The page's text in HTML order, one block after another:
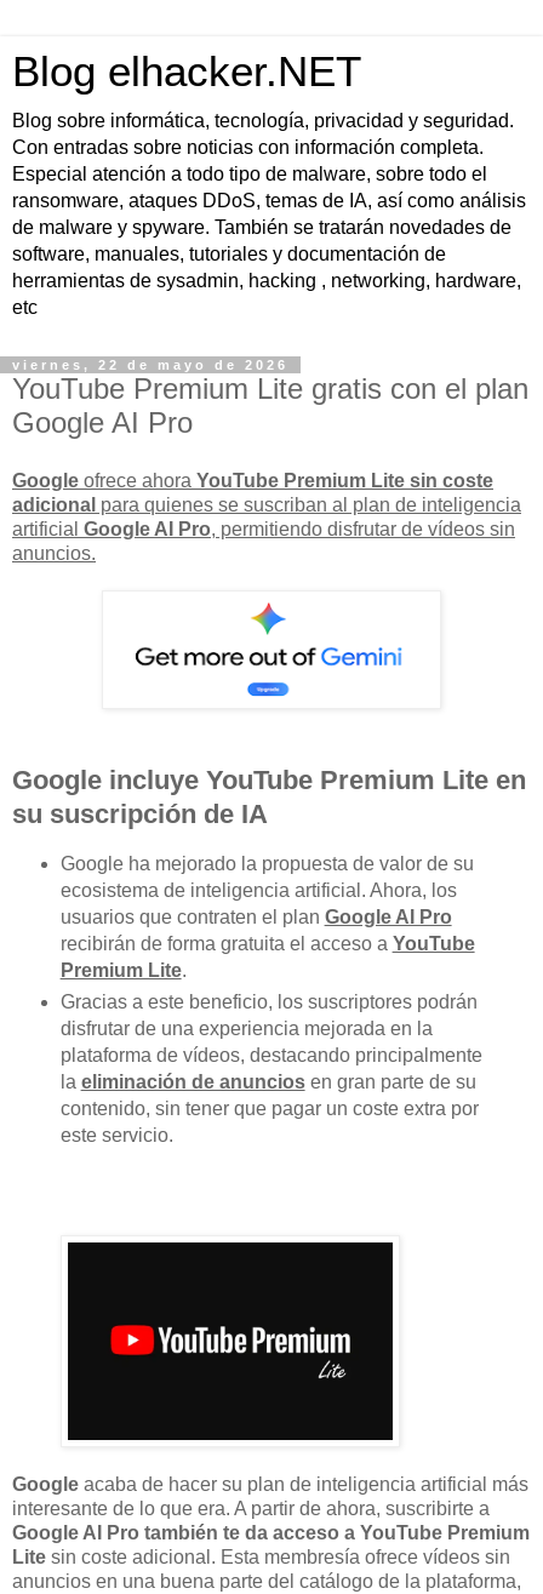
Blog elhacker.NET
Blog sobre informática, tecnología, privacidad y seguridad.
Con entradas sobre noticias con información completa.
Especial atención a todo tipo de malware, sobre todo el
ransomware, ataques DDoS, temas de IA, así como análisis
de malware y spyware. También se tratarán novedades de
software, manuales, tutoriales y documentación de
herramientas de sysadmin, hacking , networking, hardware,
etc
viernes, 22 de mayo de 2026
YouTube Premium Lite gratis con el plan
Google AI Pro
Google ofrece ahora YouTube Premium Lite sin coste
adicional para quienes se suscriban al plan de inteligencia
artificial Google AI Pro, permitiendo disfrutar de vídeos sin
anuncios.
Google incluye YouTube Premium Lite en
su suscripción de IA
Google ha mejorado la propuesta de valor de su
ecosistema de inteligencia artificial. Ahora, los
usuarios que contraten el plan Google AI Pro
recibirán de forma gratuita el acceso a YouTube
Premium Lite.
Gracias a este beneficio, los suscriptores podrán
disfrutar de una experiencia mejorada en la
plataforma de vídeos, destacando principalmente
la eliminación de anunciosen gran parte de su
contenido, sin tener que pagar un coste extra por
este servicio.
Google acaba de hacer su plan de inteligencia artificial más
interesante de lo que era. A partir de ahora, suscribirte a
Google AI Pro también te da acceso a YouTube Premium
Lite sin coste adicional. Esta membresía ofrece vídeos sin
anuncios en una buena parte del catálogo de la plataforma,